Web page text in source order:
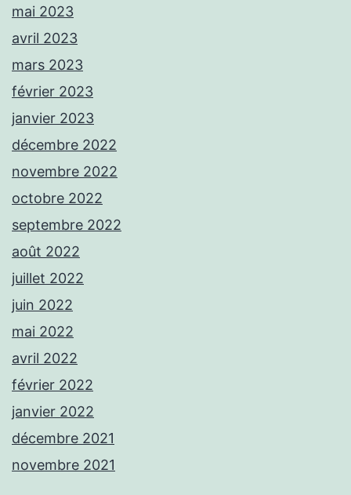
mai 2023
avril 2023
mars 2023
février 2023
janvier 2023
décembre 2022
novembre 2022
octobre 2022
septembre 2022
août 2022
juillet 2022
juin 2022
mai 2022
avril 2022
février 2022
janvier 2022
décembre 2021
novembre 2021